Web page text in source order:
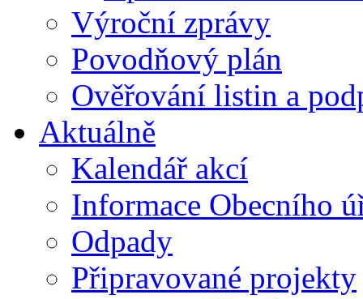
Výroční zprávy
Povodňový plán
Ověřování listin a
Aktuálně
Kalendář akcí
Informace Obecního
Odpady
Připravované projekty